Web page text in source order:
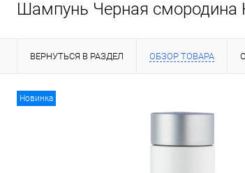
Шампунь Черная смородина
ВЕРНУТЬСЯ В РАЗДЕЛ ОБЗОР ТОВАРА
Новинка